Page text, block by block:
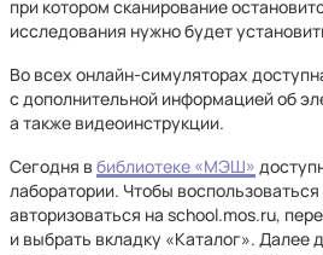
при котором сканирование
исследования нужно будет
Во всех онлайн-симуляторах
с дополнительной информацией об
а также видеоинструкции.
Сегодня в библиотеке «МЭШ»
лаборатории. Чтобы
авторизоваться на school.mos.ru,
и выбрать вкладку «Каталог». Далее